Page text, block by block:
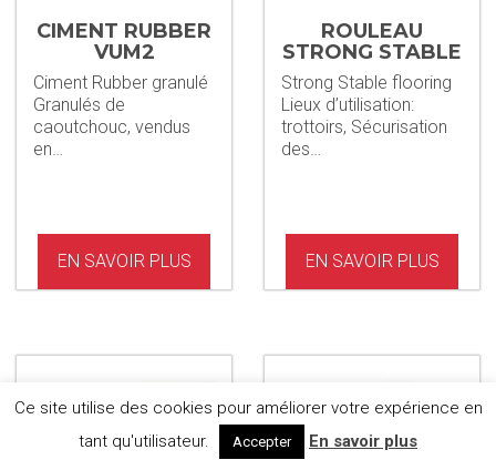
CIMENT RUBBER
VUM2
Ciment Rubber granulé
Granulés de
caoutchouc, vendus
en…
EN SAVOIR PLUS
ROULEAU
STRONG STABLE
Strong Stable flooring
Lieux d’utilisation:
trottoirs, Sécurisation
des…
EN SAVOIR PLUS
Ce site utilise des cookies pour améliorer votre expérience en
tant qu'utilisateur.
Accepter En savoir plus